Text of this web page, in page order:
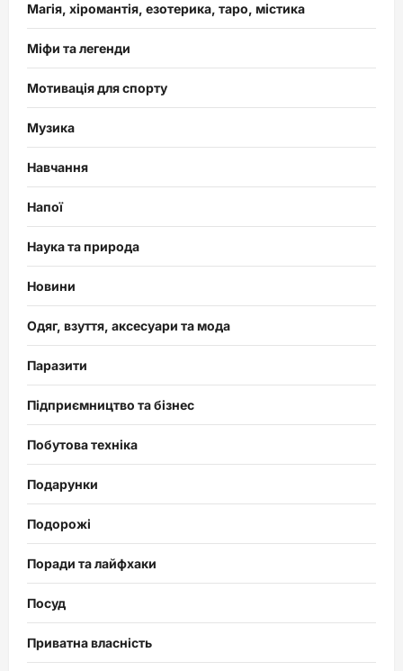
Магія, хіромантія, езотерика, таро, містика
Міфи та легенди
Мотивація для спорту
Музика
Навчання
Напої
Наука та природа
Новини
Одяг, взуття, аксесуари та мода
Паразити
Підприємництво та бізнес
Побутова техніка
Подарунки
Подорожі
Поради та лайфхаки
Посуд
Приватна власність